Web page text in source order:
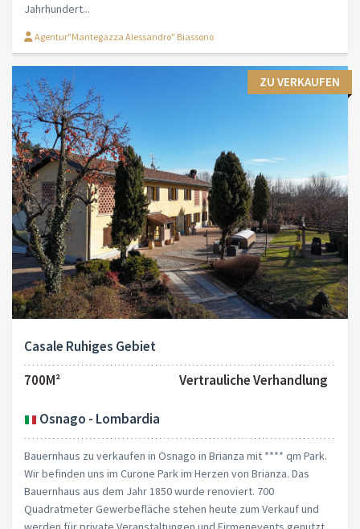
Jahrhundert...
Agentur"Mantegazza Alessandro" Biassono
ZU VERKAUFEN
Casale Ruhiges Gebiet
700M²
Vertrauliche Verhandlung
Osnago - Lombardia
Bauernhaus zu verkaufen in Osnago in Brianza mit **** qm Park.
Wir befinden uns im Curone Park im Herzen von Brianza. Das
Bauernhaus aus dem Jahr 1850 wurde renoviert. 700
Quadratmeter Gewerbefläche stehen heute zum Verkauf und